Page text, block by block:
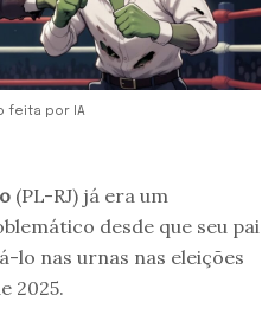
feita por IA
(PL-RJ) já era um
desde que seu pai
lo nas urnas nas eleições
2025.